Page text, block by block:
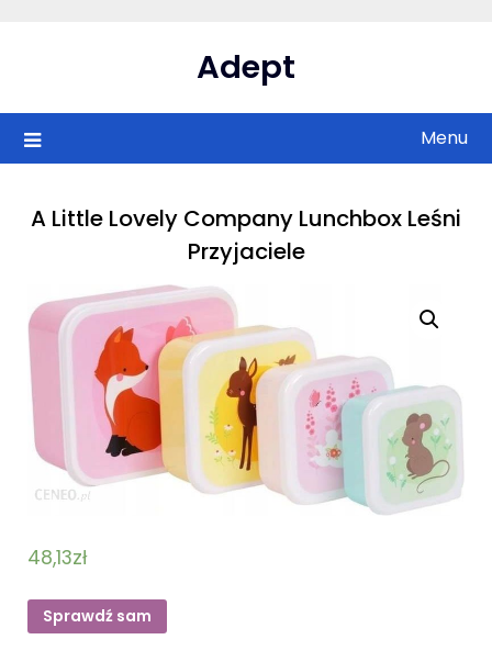
Adept
Menu
A Little Lovely Company Lunchbox Leśni
Przyjaciele
48,13zł
Sprawdź sam